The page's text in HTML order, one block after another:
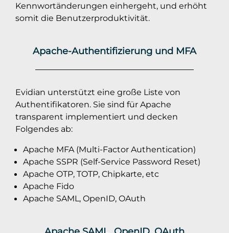
Kennwortänderungen einhergeht, und erhöht
somit die Benutzerproduktivität.
Apache-Authentifizierung und MFA
Evidian unterstützt eine große Liste von
Authentifikatoren. Sie sind für Apache
transparent implementiert und decken
Folgendes ab:
Apache MFA (Multi-Factor Authentication)
Apache SSPR (Self-Service Password Reset)
Apache OTP, TOTP, Chipkarte, etc
Apache Fido
Apache SAML, OpenID, OAuth